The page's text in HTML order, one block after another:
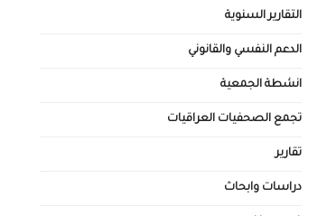
التقارير السنوية
الدعم النفسي والقانوني
انشطة الجمعية
تجمع الصحفيات العراقيات
تقارير
دراسات وابحاث